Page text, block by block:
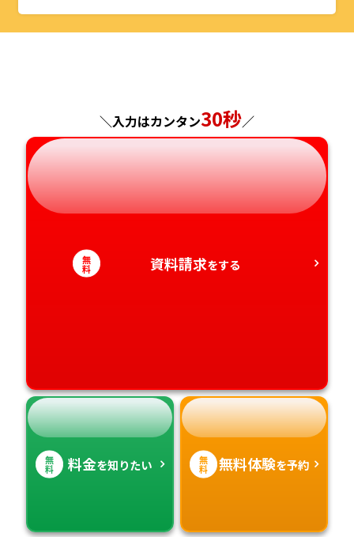
山形県
千葉県
福井県
静岡県
京都府
和歌山県
島根県
徳島県
福岡県
大分県
＼入力はカンタン30秒／
無
料 資料請求をする
無
料 料金を知りたい 無
料 無料体験を予約